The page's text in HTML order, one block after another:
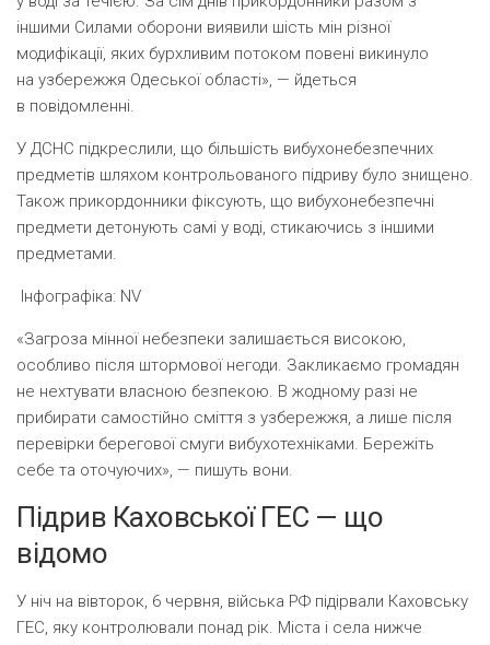
іншими Силами оборони виявили шість мін різної
модифікації, яких бурхливим потоком повені викинуло
на узбережжя Одеської області», — йдеться
в повідомленні.
У ДСНС підкреслили, що більшість вибухонебезпечних
предметів шляхом контрольованого підриву було знищено.
Також прикордонники фіксують, що вибухонебезпечні
предмети детонують самі у воді, стикаючись з іншими
предметами.
Інфографіка: NV
«Загроза мінної небезпеки залишається високою,
особливо після штормової негоди. Закликаємо громадян
не нехтувати власною безпекою. В жодному разі не
прибирати самостійно сміття з узбережжя, а лише після
перевірки берегової смуги вибухотехніками. Бережіть
себе та оточуючих», — пишуть вони.
Підрив Каховської ГЕС — що
відомо
У ніч на вівторок, 6 червня, війська РФ підірвали Каховську
ГЕС, яку контролювали понад рік. Міста і села нижче